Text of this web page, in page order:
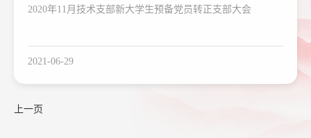
2020年11月技术支部新大学生预备党员转正支部大会
2021-06-29
上一页